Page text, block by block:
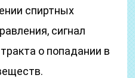
спиртных
сигнал
о попадании в